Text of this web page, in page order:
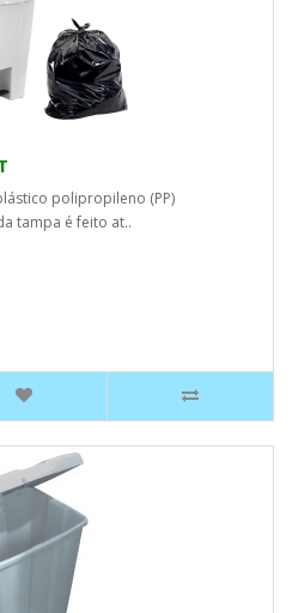
polipropileno (PP)
tampa é feito at..